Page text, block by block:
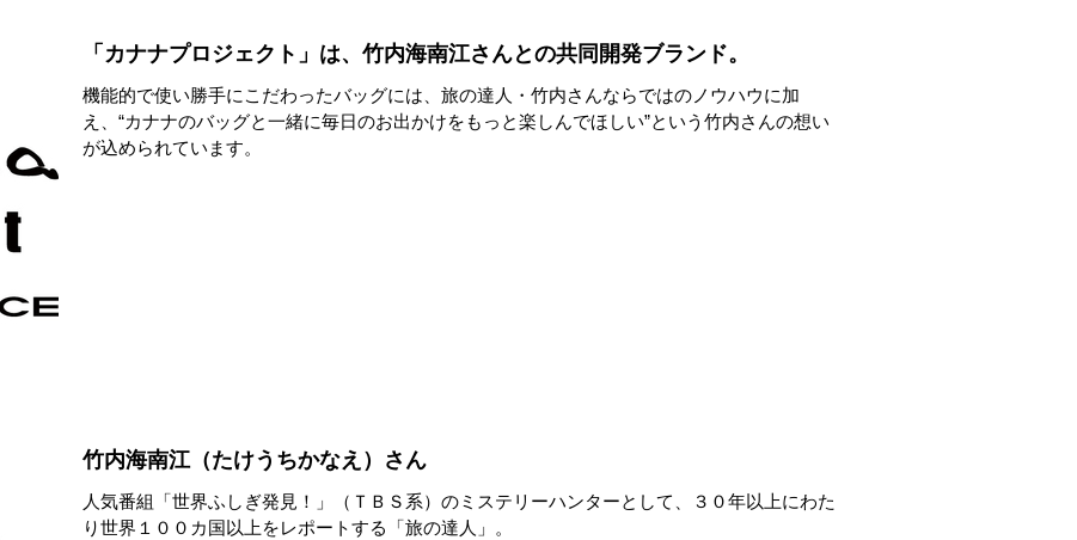
「カナナプロジェクト」は、竹内海南江さんとの共同開発ブランド。
機能的で使い勝手にこだわったバッグには、旅の達人・竹内さんならではのノウハウに加
え、“カナナのバッグと一緒に毎日のお出かけをもっと楽しんでほしい”という竹内さんの想い
が込められています。
竹内海南江（たけうちかなえ）さん
人気番組「世界ふしぎ発見！」（ＴＢＳ系）のミステリーハンターとして、３０年以上にわた
り世界１００カ国以上をレポートする「旅の達人」。